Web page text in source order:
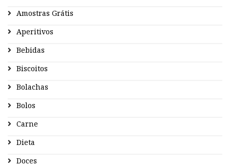
Amostras Grátis
Aperitivos
Bebidas
Biscoitos
Bolachas
Bolos
Carne
Dieta
Doces